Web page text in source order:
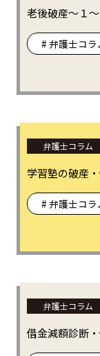
老後破産～１
# 弁護士コラ
弁護士コラム
学習塾の破産
# 弁護士コラ
弁護士コラム
借金減額診断